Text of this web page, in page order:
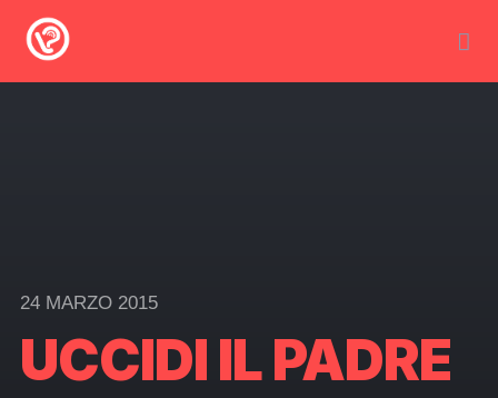
24 MARZO 2015
UCCIDI IL PADRE